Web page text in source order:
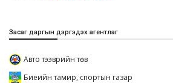
Засаг даргын дэргэдэх агентлаг
Авто тээврийн төв
Биеийн тамир, спортын газар